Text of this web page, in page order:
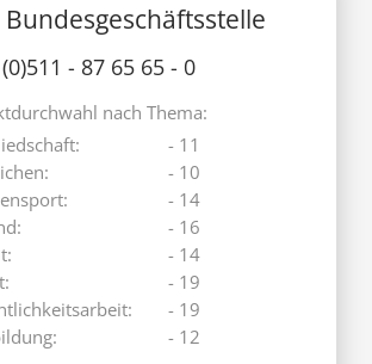
Bundesgeschäftsstelle
- 87 65 65 - 0
nach Thema:
- 11
- 10
- 14
- 16
- 14
- 19
- 19
- 12